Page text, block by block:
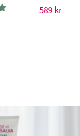
589 kr